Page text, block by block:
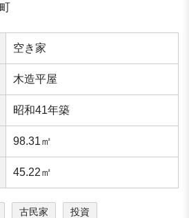
空き家
⽊造平屋
昭和41年築
98.31㎡
45.22㎡
古民家 投資